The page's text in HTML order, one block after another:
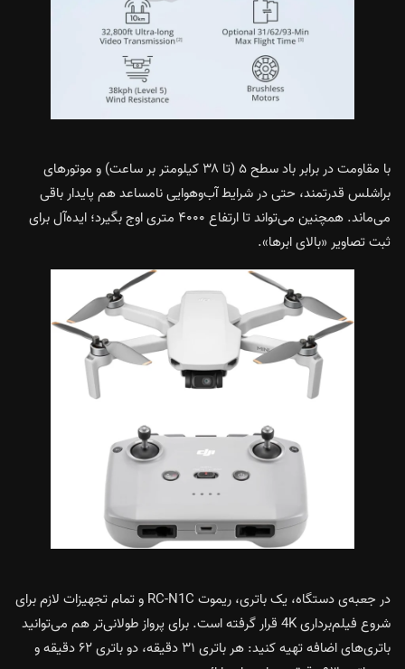
با مقاومت در برابر باد سطح ۵ (تا ۳۸ کیلومتر بر ساعت) و موتورهای
براشلس قدرتمند، حتی در شرایط آب‌وهوایی نامساعد هم پایدار باقی
می‌ماند. همچنین می‌تواند تا ارتفاع ۴۰۰۰ متری اوج بگیرد؛ ایده‌آل برای
ثبت تصاویر «بالای ابرها».
در جعبه‌ی دستگاه، یک باتری، ریموت RC-N1C و تمام تجهیزات لازم برای
شروع فیلم‌برداری 4K قرار گرفته است. برای پرواز طولانی‌تر هم می‌توانید
باتری‌های اضافه تهیه کنید: هر باتری ۳۱ دقیقه، دو باتری ۶۲ دقیقه و